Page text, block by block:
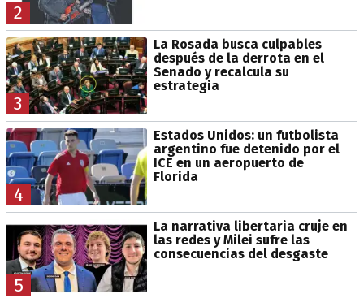
2
3
La Rosada busca culpables
después de la derrota en el
Senado y recalcula su
estrategia
4
Estados Unidos: un futbolista
argentino fue detenido por el
ICE en un aeropuerto de
Florida
5
La narrativa libertaria cruje en
las redes y Milei sufre las
consecuencias del desgaste